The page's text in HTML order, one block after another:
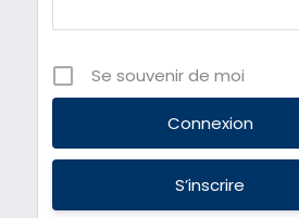
Se souvenir de moi
S’inscrire